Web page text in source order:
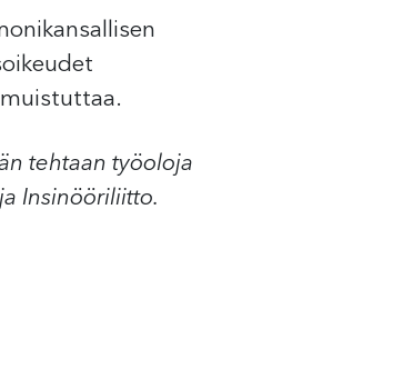
muistuttaa.
tehtaan työoloja
Insinööriliitto.